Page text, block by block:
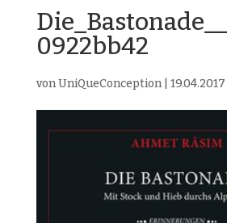
0922bb42
vonUniQueConception| 19.04.2017